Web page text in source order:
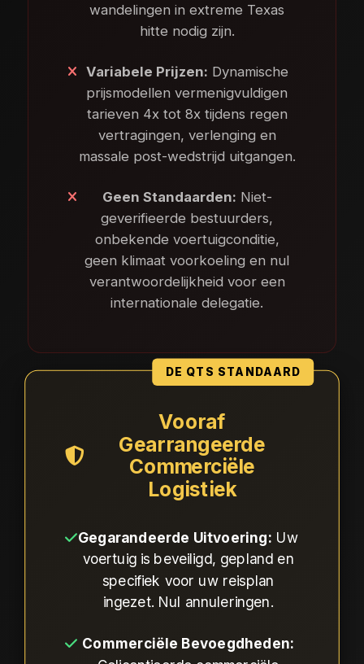
wandelingen in extreme Texas
hitte nodig zijn.
Variabele Prijzen: Dynamische
prijsmodellen vermenigvuldigen
tarieven 4x tot 8x tijdens regen
vertragingen, verlenging en
massale post-wedstrijd uitgangen.
Geen Standaarden: Niet-
geverifieerde bestuurders,
onbekende voertuigconditie,
geen klimaat voorkoeling en nul
verantwoordelijkheid voor een
internationale delegatie.
DE QTS STANDAARD
Vooraf
Gearrangeerde
Commerciële
Logistiek
Gegarandeerde Uitvoering: Uw
voertuig is beveiligd, gepland en
specifiek voor uw reisplan
ingezet. Nul annuleringen.
Commerciële Bevoegdheden: